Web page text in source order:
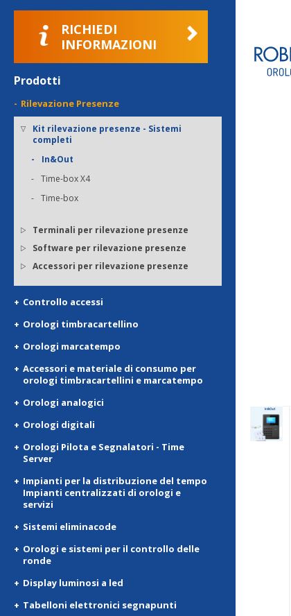
RICHIEDI
INFORMAZIONI
Prodotti
Rilevazione Presenze
Kit rilevazione presenze - Sistemi
completi
In&Out
Time-box X4
Time-box
Terminali per rilevazione presenze
Software per rilevazione presenze
Accessori per rilevazione presenze
Controllo accessi
Orologi timbracartellino
Orologi marcatempo
Accessori e materiale di consumo per
orologi timbracartellini e marcatempo
Orologi analogici
Orologi digitali
Orologi Pilota e Segnalatori - Time
Server
Impianti per la distribuzione del tempo
Impianti centralizzati di orologi e
servizi
Sistemi eliminacode
Orologi e sistemi per il controllo delle
ronde
Display luminosi a led
Tabelloni elettronici segnapunti